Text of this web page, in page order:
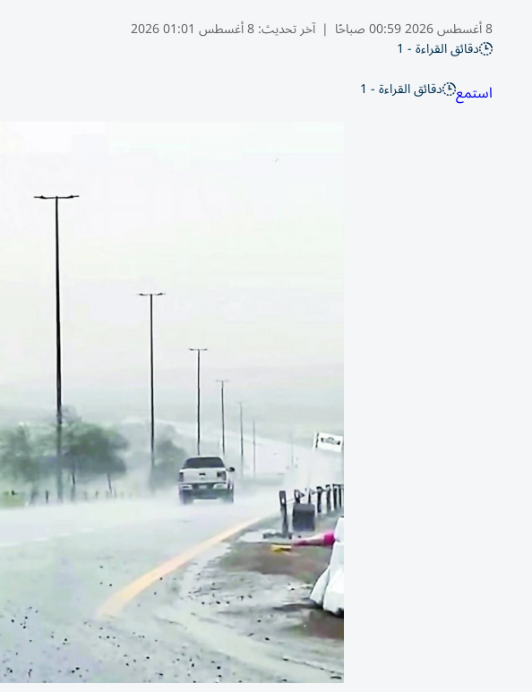
8 أغسطس 2026 00:59 صباحًا | آخر تحديث:8 أغسطس 01:01 2026
دقائق القراءة - 1
استمع دقائق القراءة - 1